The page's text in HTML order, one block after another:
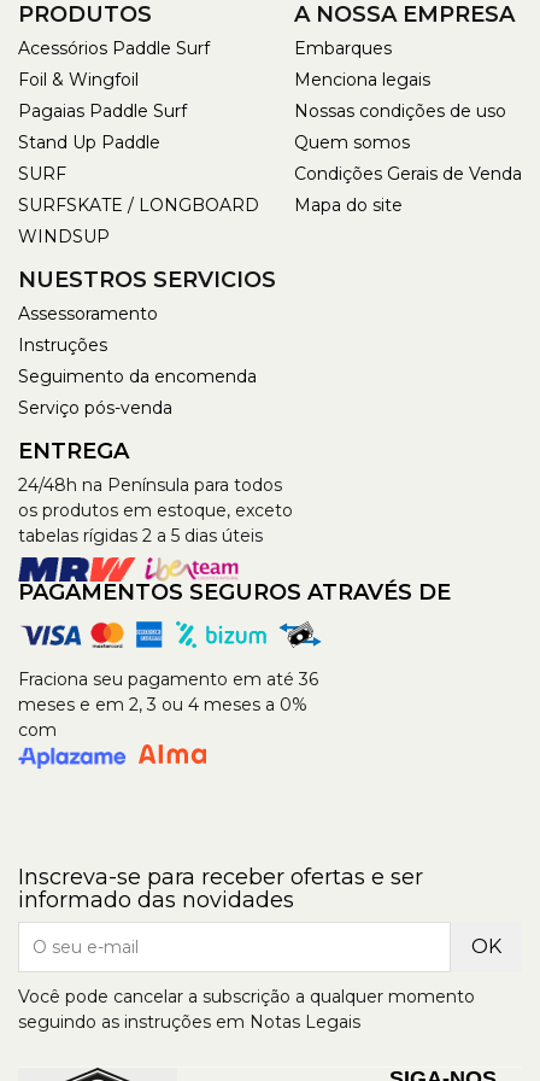
PRODUTOS
Acessórios Paddle Surf
Foil & Wingfoil
Pagaias Paddle Surf
Stand Up Paddle
SURF
SURFSKATE / LONGBOARD
WINDSUP
A NOSSA EMPRESA
Embarques
Menciona legais
Nossas condições de uso
Quem somos
Condições Gerais de Venda
Mapa do site
NUESTROS SERVICIOS
Assessoramento
Instruções
Seguimento da encomenda
Serviço pós-venda
ENTREGA
24/48h na Península para todos
os produtos em estoque, exceto
tabelas rígidas 2 a 5 dias úteis
PAGAMENTOS SEGUROS ATRAVÉS DE
Fraciona seu pagamento em até 36
meses e em 2, 3 ou 4 meses a 0%
com
Inscreva-se para receber ofertas e ser
informado das novidades
Você pode cancelar a subscrição a qualquer momento
seguindo as instruções em Notas Legais